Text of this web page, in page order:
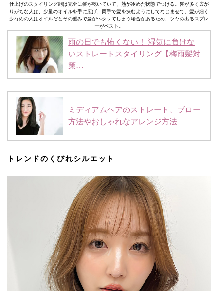
仕上げのスタイリング剤は完全に髪が乾いていて、熱が冷めた状態でつける。髪が多く広が
りがちな人は、少量のオイルを手に広げ、両手で髪を挟むようにしてなじませて。髪が細く
少なめの人はオイルだとその重みで髪がヘタッてしまう場合があるため、ツヤの出るスプレ
ーがベスト。
雨の日でも怖くない！ 湿気に負けな
いストレートスタイリング【梅雨髪対
策…
ミディアムヘアのストレート、ブロー
方法やおしゃれなアレンジ方法
トレンドのくびれシルエット